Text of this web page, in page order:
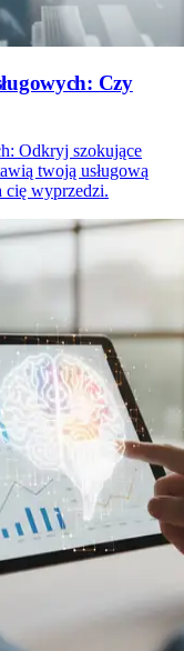
Czy
Odkryj szokujące
twoją usługową
cię wyprzedzi.